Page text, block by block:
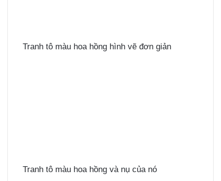
Tranh tô màu hoa hồng hình vẽ đơn giản
Tranh tô màu hoa hồng và nụ của nó